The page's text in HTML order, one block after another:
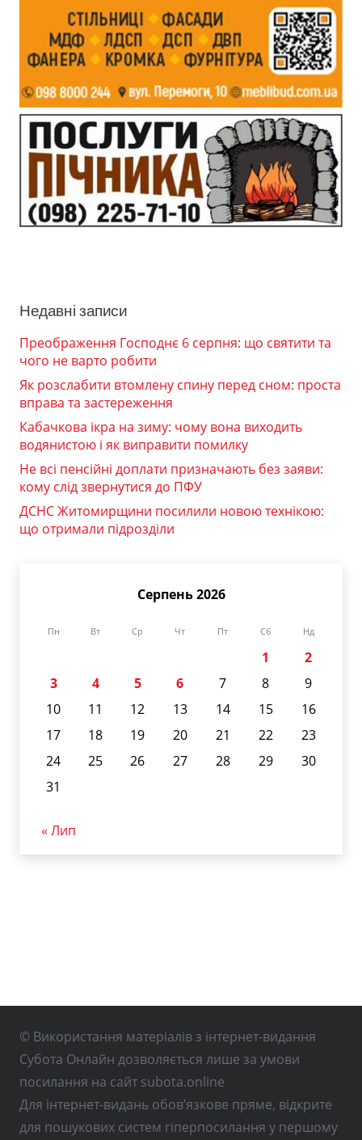
Недавні записи
Преображення Господнє 6 серпня: що святити та
чого не варто робити
Як розслабити втомлену спину перед сном: проста
вправа та застереження
Кабачкова ікра на зиму: чому вона виходить
водянистою і як виправити помилку
Не всі пенсійні доплати призначають без заяви:
кому слід звернутися до ПФУ
ДСНС Житомирщини посилили новою технікою:
що отримали підрозділи
Серпень 2026
Пн Вт Ср Чт Пт Сб Нд
1
2
3
4 5 6 7 8
9
10
11 12 13 14 15
16
17
18 19 20 21 22
23
24
25 26 27 28 29
30
31
« Лип
© Використання матеріалів з інтернет-видання
Субота Онлайн дозволяється лише за умови
посилання на сайт subota.online
Для інтернет-видань обов’язкове пряме, відкрите
для пошукових систем гіперпосилання у першому